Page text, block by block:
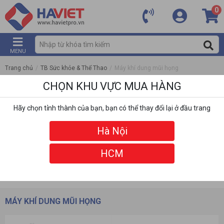
0
MENU
Trang chủ / TB Sức khỏe & Thể Thao / Máy khí dung mũi họng
MÁY KHÍ DUNG MŨI HỌNG
CHỌN KHU VỰC MUA HÀNG
Hãy chọn tỉnh thành của bạn, bạn có thể thay đổi lại ở đầu trang
Hà Nội
HCM